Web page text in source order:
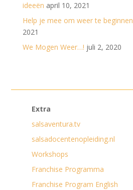
ideeën april 10, 2021
Help je mee om weer te
2021
We Mogen Weer…! juli 2, 2020
Extra
salsaventura.tv
salsadocentenopleiding.nl
Workshops
Franchise Programma
Franchise Program English